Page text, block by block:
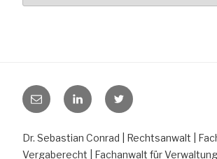
E-
Mail
LinkedIn Twitter
Dr. Sebastian Conrad | Rechtsanwalt |
Vergaberecht | Fachanwalt für